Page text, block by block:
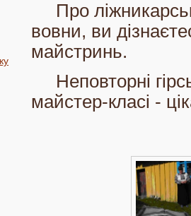
Про
вовни, ви
майстринь.
Неповторні
майстер-класі -